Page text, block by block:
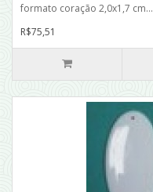
formato coração 2,0x1,7 cm...
R$75,51